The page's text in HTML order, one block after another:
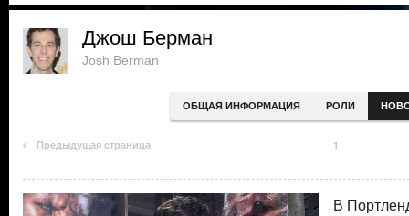
Джош Берман
Josh Berman
ОБЩАЯ ИНФОРМАЦИЯ РОЛИ
Предыдущая страница 1
В